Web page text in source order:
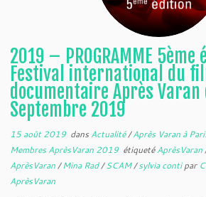
2019 – PROGRAMME
Festival international du
documentaire Après Varan
Septembre 2019
15 août 2019 dans Actualité/Après Varan à
Membres AprèsVaran 2019 étiquetéAprèsVaran
AprèsVaran/Mina Rad/SCAM/sylvia contipar
AprèsVaran